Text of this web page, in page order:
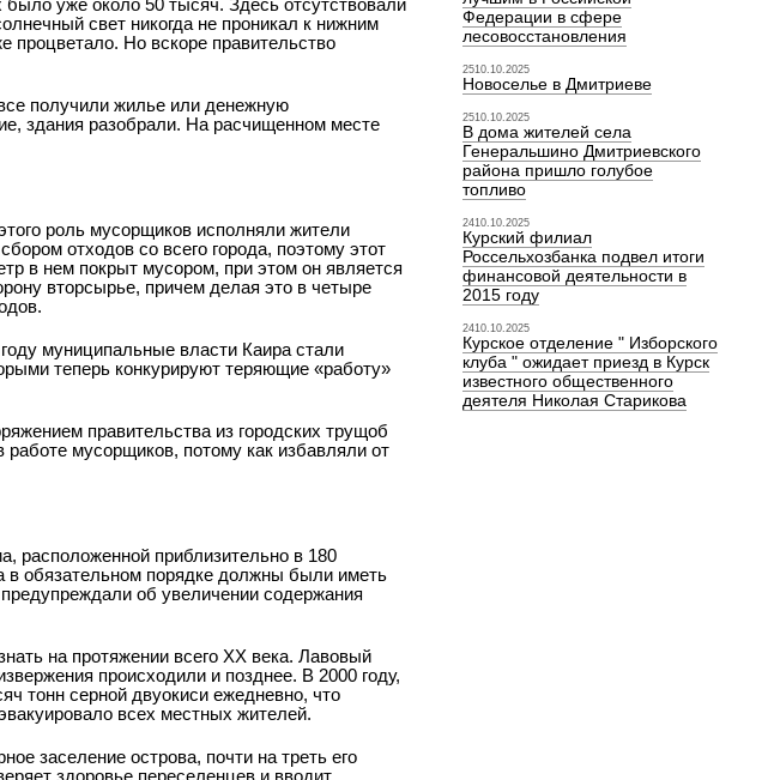
уже около 50 тысяч. Здесь отсутствовали
свет никогда не проникал к нижним
Но вскоре правительство
получили жилье или денежную
здания разобрали. На расчищенном месте
роль мусорщиков исполняли жители
отходов со всего города, поэтому этот
в нем покрыт мусором, при этом он является
вторсырье, причем делая это в четыре
муниципальные власти Каира стали
теперь конкурируют теряющие «работу»
правительства из городских трущоб
мусорщиков, потому как избавляли от
расположенной приблизительно в 180
в обязательном порядке должны были иметь
об увеличении содержания
на протяжении всего XX века. Лавовый
происходили и позднее. В 2000 году,
тонн серной двуокиси ежедневно, что
всех местных жителей.
заселение острова, почти на треть его
здоровье переселенцев и вводит
Федерации в сфере
лесовосстановления
2510.10.2025
Новоселье в Дмитриеве
2510.10.2025
В дома жителей села
Генеральшино Дмитриевского
района пришло голубое
топливо
2410.10.2025
Курский филиал
Россельхозбанка подвел итоги
финансовой деятельности в
2015 году
2410.10.2025
Курское отделение " Изборского
клуба " ожидает приезд в Курск
известного общественного
деятеля Николая Старикова